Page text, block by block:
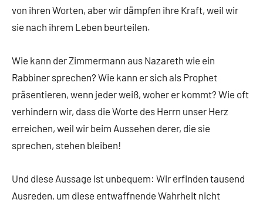
von ihren Worten, aber wir dämpfen ihre Kraft, weil wir
sie nach ihrem Leben beurteilen.
Wie kann der Zimmermann aus Nazareth wie ein
Rabbiner sprechen? Wie kann er sich als Prophet
präsentieren, wenn jeder weiß, woher er kommt? Wie oft
verhindern wir, dass die Worte des Herrn unser Herz
erreichen, weil wir beim Aussehen derer, die sie
sprechen, stehen bleiben!
Und diese Aussage ist unbequem: Wir erfinden tausend
Ausreden, um diese entwaffnende Wahrheit nicht